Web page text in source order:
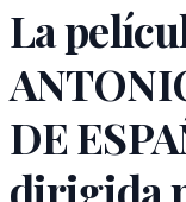
La
DE
dirigida